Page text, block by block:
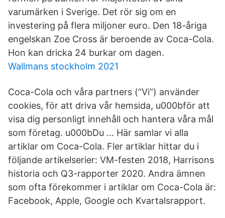
varumärken i Sverige. Det rör sig om en
investering på flera miljoner euro. Den 18-åriga
engelskan Zoe Cross är beroende av Coca-Cola.
Hon kan dricka 24 burkar om dagen.
Wallmans stockholm 2021
Coca-Cola och våra partners (“Vi”) använder
cookies, för att driva vår hemsida, u000bför att
visa dig personligt innehåll och hantera våra mål
som företag. u000bDu … Här samlar vi alla
artiklar om Coca-Cola. Fler artiklar hittar du i
följande artikelserier: VM-festen 2018, Harrisons
historia och Q3-rapporter 2020. Andra ämnen
som ofta förekommer i artiklar om Coca-Cola är:
Facebook, Apple, Google och Kvartalsrapport.